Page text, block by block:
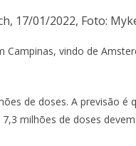
17/01/2022, Foto:
vindo de
de doses. A previsão é
milhões de doses